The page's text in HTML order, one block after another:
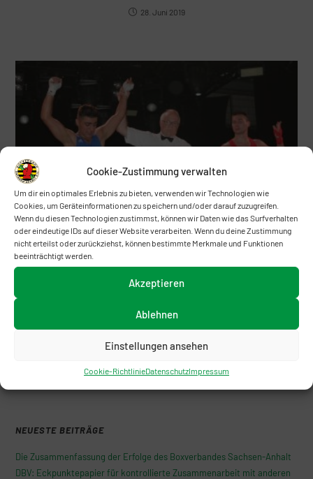
Cookie-Zustimmung verwalten
Um dir ein optimales Erlebnis zu bieten, verwenden wir Technologien wie
Cookies, um Geräteinformationen zu speichern und/oder darauf zuzugreifen.
Wenn du diesen Technologien zustimmst, können wir Daten wie das Surfverhalten
oder eindeutige IDs auf dieser Website verarbeiten. Wenn du deine Zustimmung
nicht erteilst oder zurückziehst, können bestimmte Merkmale und Funktionen
beeinträchtigt werden.
Akzeptieren
Ablehnen
Einstellungen ansehen
Cookie-RichtlinieDatenschutzImpressum
28. Juni 2019
Boxverband Sachsen-Anhalt zu Gast in Chur
(Schweiz)
Boxverbandes Sachsen – Anhalt
2. November 2018
NEUESTE BEITRÄGE
Die Zusammenfassung der Erfolge des Boxverbandes Sachsen-Anhalt
DBV: Eckpunktepapier für kontrollierte Zusammenarbeit mit anderen